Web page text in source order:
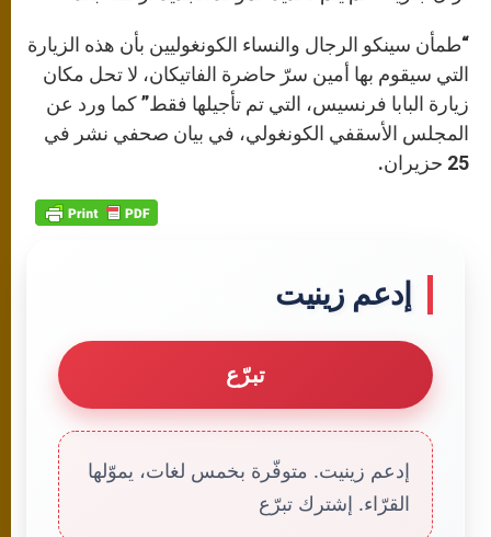
“طمأن سينكو الرجال والنساء الكونغوليين بأن هذه الزيارة
التي سيقوم بها أمين سرّ حاضرة الفاتيكان، لا تحل مكان
زيارة البابا فرنسيس، التي تم تأجيلها فقط” كما ورد عن
المجلس الأسقفي الكونغولي، في بيان صحفي نشر في
25 حزيران.
إدعم زينيت
تبرّع
إدعم زينيت. متوفّرة بخمس لغات، يموّلها
القرّاء. إشترك تبرّع